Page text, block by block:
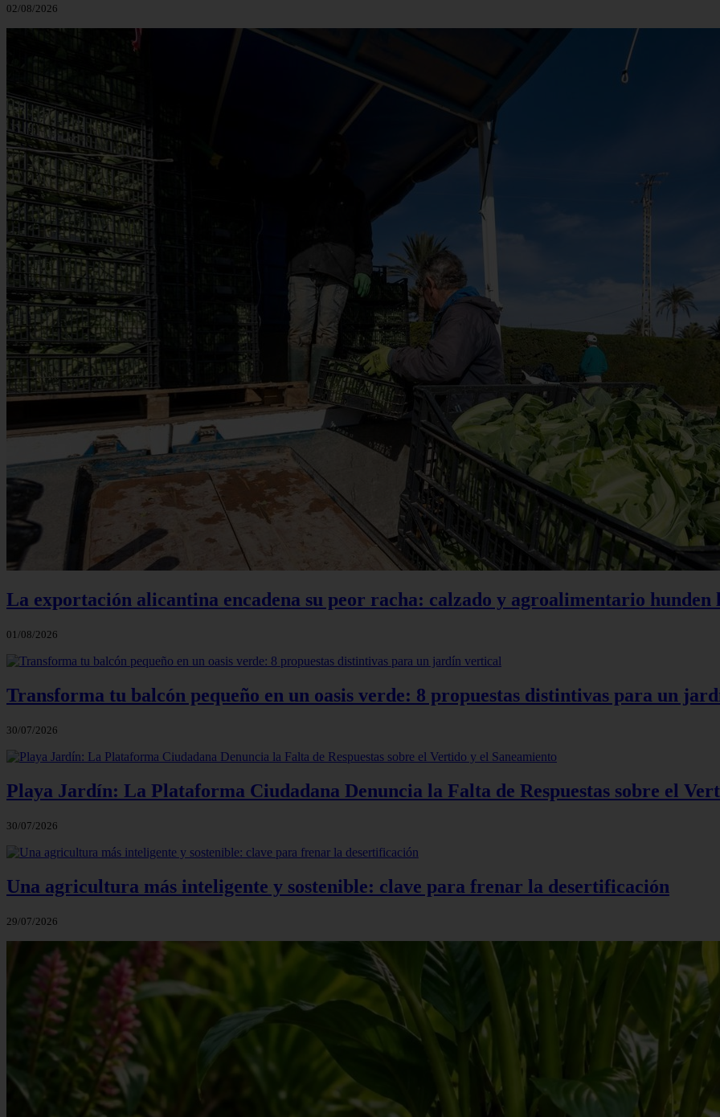
02/08/2026
La exportación alicantina encadena su peor racha: calzado y agroalimentario hunden
01/08/2026
Transforma tu balcón pequeño en un oasis verde: 8 propuestas distintivas para un
30/07/2026
Playa Jardín: La Plataforma Ciudadana Denuncia la Falta de Respuestas sobre el
30/07/2026
Una agricultura más inteligente y sostenible: clave para frenar la desertificación
29/07/2026